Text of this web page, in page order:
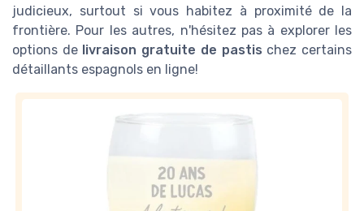
judicieux, surtout si vous habitez à proximité de la
frontière. Pour les autres, n'hésitez pas à explorer les
options de livraison gratuite de pastis chez certains
détaillants espagnols en ligne!